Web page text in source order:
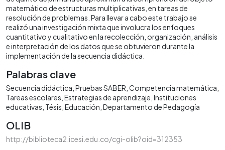
matemático de estructuras multiplicativas, en tareas de
resolución de problemas. Para llevar a cabo este trabajo se
realizó una investigación mixta que involucra los enfoques
cuantitativo y cualitativo en la recolección, organización, análisis
e interpretación de los datos que se obtuvieron durante la
implementación de la secuencia didáctica.
Palabras clave
Secuencia didáctica Pruebas SABER Competencia matemática
Tareas escolares Estrategias de aprendizaje Instituciones
educativas Tésis Educación Departamento de Pedagogía
OLIB
http://biblioteca2.icesi.edu.co/cgi-olib?oid=312353